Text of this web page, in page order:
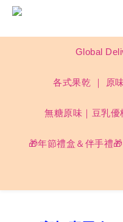
Global
各式果乾 ｜ 原
無糖原味｜豆乳優
🎁年節禮盒＆伴手禮🎁